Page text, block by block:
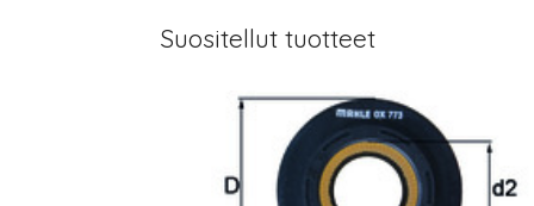
Suositellut tuotteet